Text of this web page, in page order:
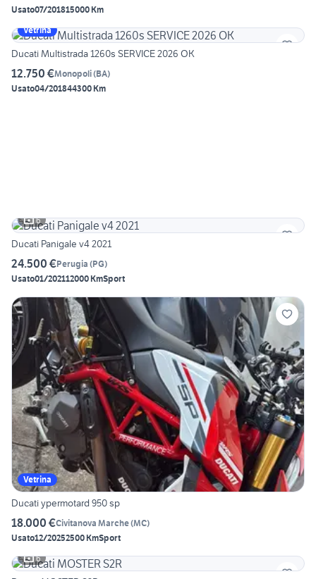
Usato07/201815000 Km
Vetrina
Ducati Multistrada 1260s SERVICE 2026 OK
12.750 €Monopoli(BA)
Usato04/201844300 Km
6
Ducati Panigale v4 2021
24.500 €Perugia (PG)
Usato01/202112000 KmSport
Vetrina
Ducati ypermotard 950 sp
18.000 €Civitanova Marche(MC)
Usato12/20252500 KmSport
6